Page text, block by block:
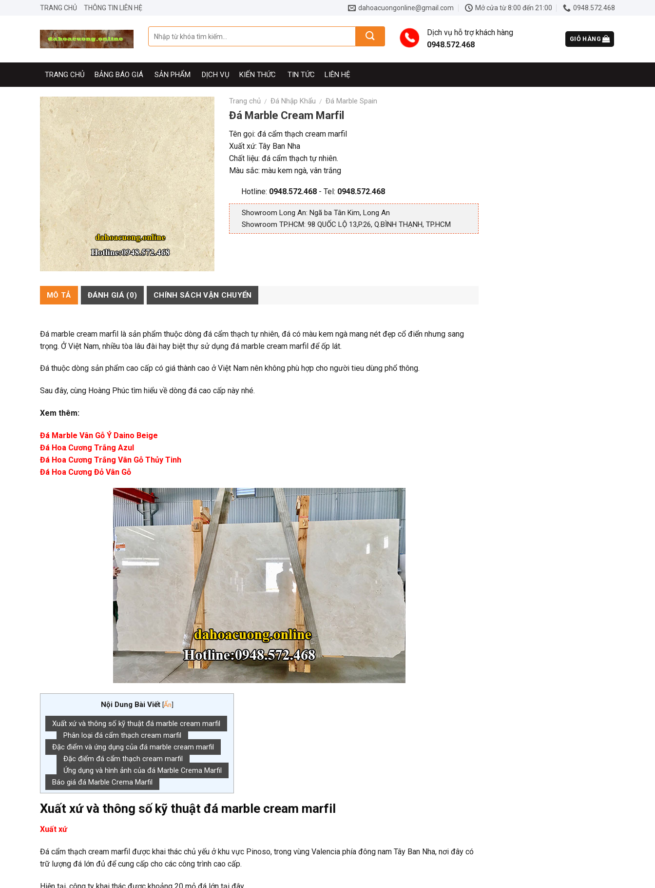
TRANG CHỦ THÔNG TIN LIÊN HỆ dahoacuongonline@gmail.com Mở cửa từ 8:00 đến 21:00 0948.572.468
kiếm:
Dịch vụ hỗ trợ khách hàng
0948.572.468
GIỎ HÀNG
TRANG CHỦ BẢNG BÁO GIÁ SẢN PHẨM DỊCH VỤ KIẾN THỨC TIN TỨC LIÊN HỆ
Trang chủ / Đá Nhập Khẩu / Đá Marble Spain
Đá Marble Cream Marfil
Tên gọi: đá cẩm thạch cream marfil
Xuất xứ: Tây Ban Nha
Chất liệu: đá cẩm thạch tự nhiên.
Màu sắc: màu kem ngà, vân trắng
Hotline: 0948.572.468- Tel: 0948.572.468
Showroom Long An: Ngã ba Tân Kim, Long An
Showroom TP.HCM: 98 QUỐC LỘ 13,P.26, Q.BÌNH THẠNH, TP.HCM
MÔ TẢ ĐÁNH GIÁ (0) CHÍNH SÁCH VẬN CHUYỂN
Đá marble cream marfil là sản phẩm thuộc dòng đá cẩm thạch tự nhiên, đá có màu kem ngà mang nét đẹp cổ điển nhưng sang
trọng. Ở Việt Nam, nhiều tòa lâu đài hay biệt thự sử dụng đá marble cream marfil để ốp lát.
Đá thuộc dòng sản phẩm cao cấp có giá thành cao ở Việt Nam nên không phù hợp cho người tieu dùng phổ thông.
Sau đây, cùng Hoàng Phúc tìm hiểu về dòng đá cao cấp này nhé.
Xem thêm:
Đá Marble Vân Gỗ Ý Daino Beige
Đá Hoa Cương Trắng Azul
Đá Hoa Cương Trắng Vân Gỗ Thủy Tinh
Đá Hoa Cương Đỏ Vân Gỗ
Nội Dung Bài Viết [Ẩn]
Xuất xứ và thông số kỹ thuật đá marble cream marfil
Phân loại đá cẩm thạch cream marfil
Đặc điểm và ứng dụng của đá marble cream marfil
Đặc điểm đá cẩm thạch cream marfil
Ứng dụng và hình ảnh của đá Marble Crema Marfil
Báo giá đá Marble Crema Marfil
Xuất xứ và thông số kỹ thuật đá marble cream marfil
Xuất xứ
Đá cẩm thạch cream marfil được khai thác chủ yếu ở khu vực Pinoso, trong vùng Valencia phía đông nam Tây Ban Nha, nơi đây có
trữ lượng đá lớn đủ để cung cấp cho các công trình cao cấp.